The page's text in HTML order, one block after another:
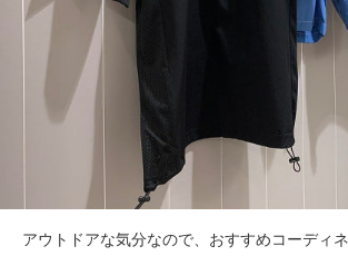
アウトドアな気分なので、おすすめコーディ